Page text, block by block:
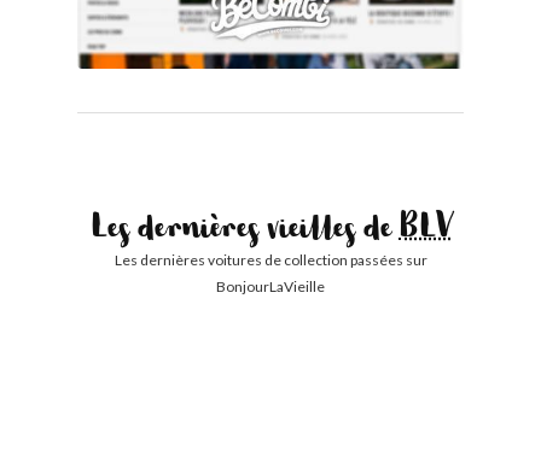
Les dernières vieilles deBLV
Les dernières voitures de collection passées sur
BonjourLaVieille